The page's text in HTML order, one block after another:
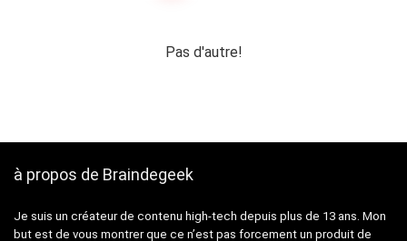
Pas d'autre!
à propos de Braindegeek
Je suis un créateur de contenu high-tech depuis plus de 13 ans. Mon
but est de vous montrer que ce n’est pas forcement un produit de